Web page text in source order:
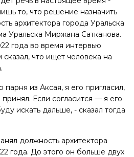
то, что решение назначить
архитектора города Уральска
Уральска Миржана Сатканова.
года во время интервью
что ищет человека на
из Аксая, я его пригласил,
Если согласится — я его
искать дальше, - сказал тогда
должность архитектора
года. До этого он больше двух